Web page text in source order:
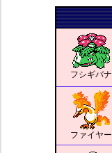
フシギバナ
ファイヤー